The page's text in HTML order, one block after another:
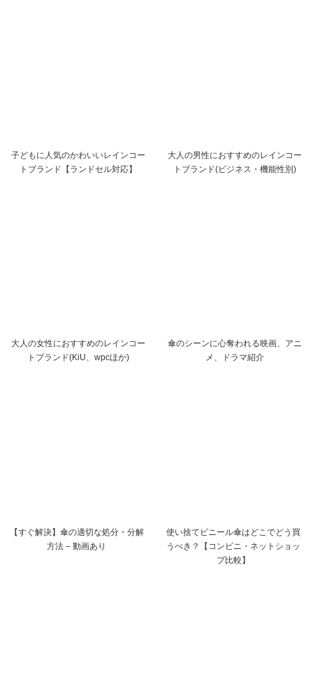
子どもに人気のかわいいレインコー
トブランド【ランドセル対応】
大人の男性におすすめのレインコー
トブランド(ビジネス・機能性別)
大人の女性におすすめのレインコー
トブランド(KiU、wpcほか)
傘のシーンに心奪われる映画、アニ
メ、ドラマ紹介
【すぐ解決】傘の適切な処分・分解
方法 – 動画あり
使い捨てビニール傘はどこでどう買
うべき？【コンビニ・ネットショッ
プ比較】